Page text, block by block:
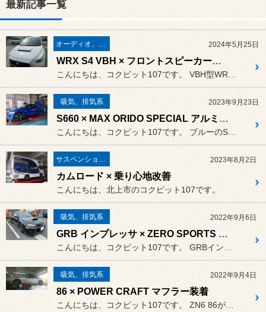
最新記事一覧
オーディオ、ナビ取り付け 2024年5月25日
WRX S4 VBH × フロントスピーカー交換
吸気、排気系 2023年9月23日
S660 × MAX ORIDO SPECIAL アルミサージタンク
サスペンション関係 2023年8月2日
カムロード × 乗り心地改善
こんにちは、北上市のコクピット107です。
吸気、排気系 2022年9月6日
GRB インプレッサ × ZERO SPORTS エアインテークシステム
吸気、排気系 2022年9月4日
86 × POWER CRAFT マフラー装着